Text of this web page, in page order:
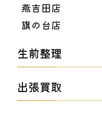
燕吉田店
旗の台店
生前整理
出張買取